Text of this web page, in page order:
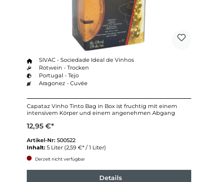
SIVAC - Sociedade Ideal de Vinhos
Rotwein - Trocken
Portugal - Tejo
Aragonez - Cuvée
Capataz Vinho Tinto Bag in Box ist fruchtig mit einem
intensivem Körper und einem angenehmen Abgang
12,95 €*
Artikel-Nr: 500522
Inhalt: 5 Liter (2,59 €* / 1 Liter)
Derzeit nicht verfügbar
Details